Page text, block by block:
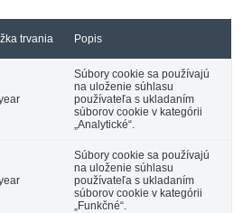
trvania Popis
Súbory cookie sa používajú
na uloženie súhlasu
používateľa s ukladaním
súborov cookie v kategórii
„Analytické“.
Súbory cookie sa používajú
na uloženie súhlasu
používateľa s ukladaním
súborov cookie v kategórii
„Funkčné“.